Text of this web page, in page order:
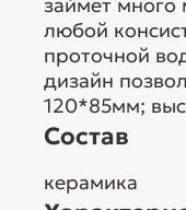
любой
проточной
дизайн
120*85мм;
Состав
керамика